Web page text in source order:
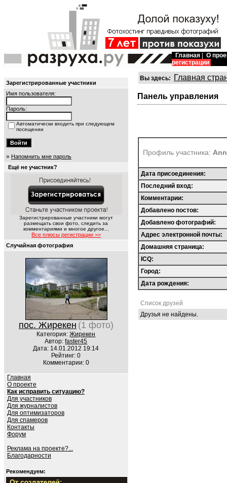
Главная
О
регистрации
Зарегистрированные участники
Имя пользователя:
Пароль:
Автоматически входить при следующем
посещении
» Напомнить мне пароль
Ещё не участник?
Зарегистрированные участники могут
размещать свои фото, следить за
комментариями и многое другое...
Все плюсы регистрации >>
Случайная фотография
пос. Жирекен (1 фото)
Категория:Жирекен
Автор:faster45
Дата: 14.01.2012 19:14
Рейтинг: 0
Комментарии: 0
Главная
О проекте
Как исправить ситуацию?
Для участников
Для журналистов
Для оптимизаторов
Для спамеров
Контакты
Форум
Реклама на проекте?...
Благодарности
Рекомендуем:
Вы здесь: Главная
Панель управления
Профиль участника: Ann
Дата присоединения:
Последний вход:
Комментарии:
Добавлено постов:
Добавлено фотографий:
Адрес электронной почты:
Домашняя страница:
ICQ:
Город:
Дата рождения:
Список друзей
Друзья не найдены.